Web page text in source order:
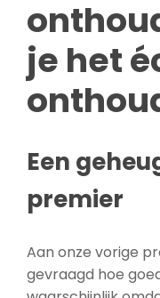
je het
Een
premier
Aan onze vorige
gevraagd hoe